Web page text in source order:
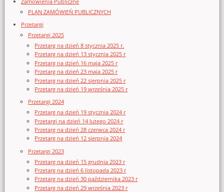
PLAN ZAMÓWIEŃ PUBLICZNYCH
Przetargi
Przetargi 2025
Przetarg na dzień 8 stycznia 2025 r.
Przetarg na dzień 13 stycznia 2025 r
Przetarg na dzień 16 maja 2025 r
Przetarg na dzień 23 maja 2025 r
Przetarg na dzień 22 sierpnia 2025 r
Przetarg na dzień 19 września 2025 r
Przetargi 2024
Przetarg na dzień 19 stycznia 2024 r
Przetargi na dzień 14 lutego 2024 r
Przetarg na dzień 28 czerwca 2024 r
Przetarg na dzień 12 sierpnia 2024
Przetargi 2023
Przetarg na dzień 15 grudnia 2023 r
Przetarg na dzień 6 listopada 2023 r
Przetarg na dzień 30 października 2023 r
Przetarg na dzień 29 września 2023 r